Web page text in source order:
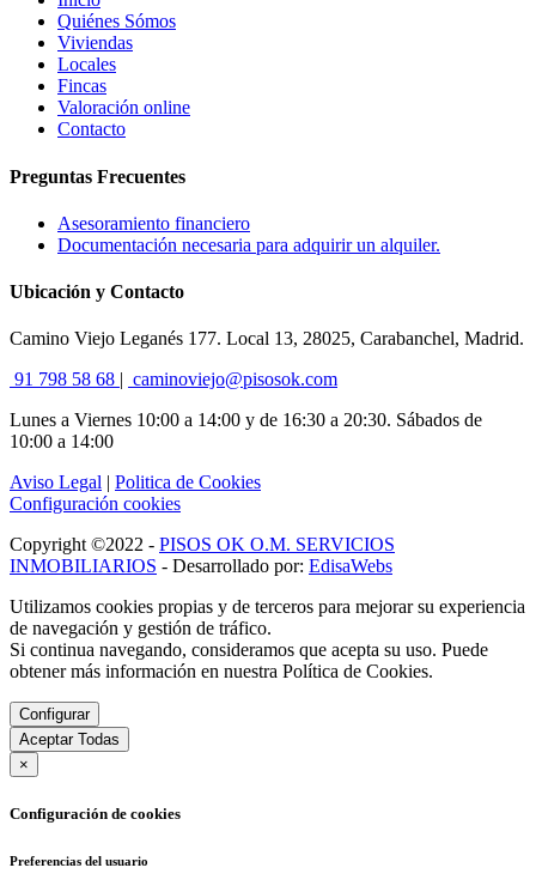
Quiénes Sómos
Viviendas
Locales
Fincas
Valoración online
Contacto
Preguntas Frecuentes
Asesoramiento financiero
Documentación necesaria para adquirir un alquiler.
Ubicación y Contacto
Camino Viejo Leganés 177. Local 13, 28025, Carabanchel, Madrid.
91 798 58 68
caminoviejo@pisosok.com
Lunes a Viernes 10:00 a 14:00 y de 16:30 a 20:30. Sábados de
10:00 a 14:00
Aviso Legal
Politica de Cookies
Configuración cookies
Copyright ©2022 - PISOS OK O.M. SERVICIOS
INMOBILIARIOS - Desarrollado por: EdisaWebs
Utilizamos cookies propias y de terceros para mejorar su experiencia
de navegación y gestión de tráfico.
Si continua navegando, consideramos que acepta su uso. Puede
obtener más información en nuestra Política de Cookies.
Configurar
Aceptar Todas
×
Configuración de cookies
Preferencias del usuario